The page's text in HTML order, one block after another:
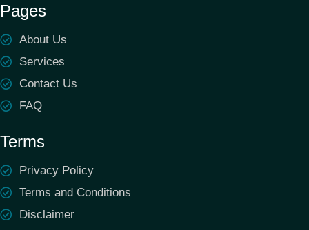
Pages
About Us
Services
Contact Us
FAQ
Terms
Privacy Policy
Terms and Conditions
Disclaimer